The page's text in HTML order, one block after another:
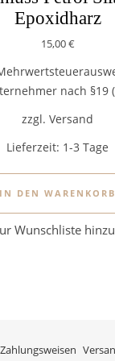
Varianten auf.
Epoxidharz
15,00€
nach §19
zzgl. Versand
Lieferzeit: 1-3 Tage
IN DEN WARENKORB
Zahlungsweisen